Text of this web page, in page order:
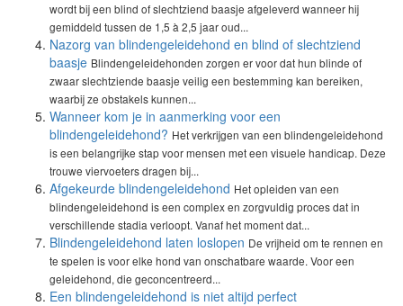
wordt bij een blind of slechtziend baasje afgeleverd wanneer hij
gemiddeld tussen de 1,5 à 2,5 jaar oud...
Nazorg van blindengeleidehond en blind of slechtziend
baasje Blindengeleidehonden zorgen er voor dat hun blinde of
zwaar slechtziende baasje veilig een bestemming kan bereiken,
waarbij ze obstakels kunnen...
Wanneer kom je in aanmerking voor een
blindengeleidehond? Het verkrijgen van een blindengeleidehond
is een belangrijke stap voor mensen met een visuele handicap. Deze
trouwe viervoeters dragen bij...
Afgekeurde blindengeleidehond Het opleiden van een
blindengeleidehond is een complex en zorgvuldig proces dat in
verschillende stadia verloopt. Vanaf het moment dat...
Blindengeleidehond laten loslopen De vrijheid om te rennen en
te spelen is voor elke hond van onschatbare waarde. Voor een
geleidehond, die geconcentreerd...
Een blindengeleidehond is niet altijd perfect